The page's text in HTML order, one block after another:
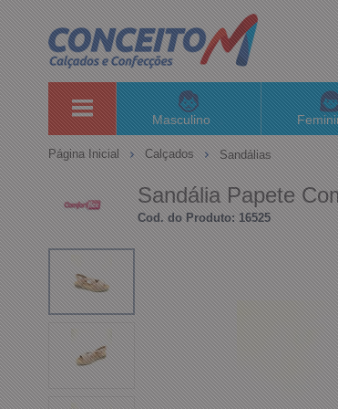
Masculino
Página Inicial Calçados Sandálias
Sandália Papete
Cod. do Produto: 16525